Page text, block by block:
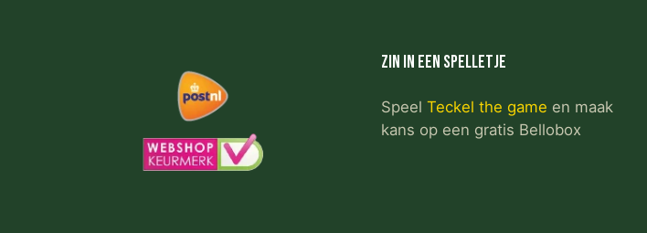
Zin in een spelletje
Speel Teckel the game en maak
kans op een gratis Bellobox